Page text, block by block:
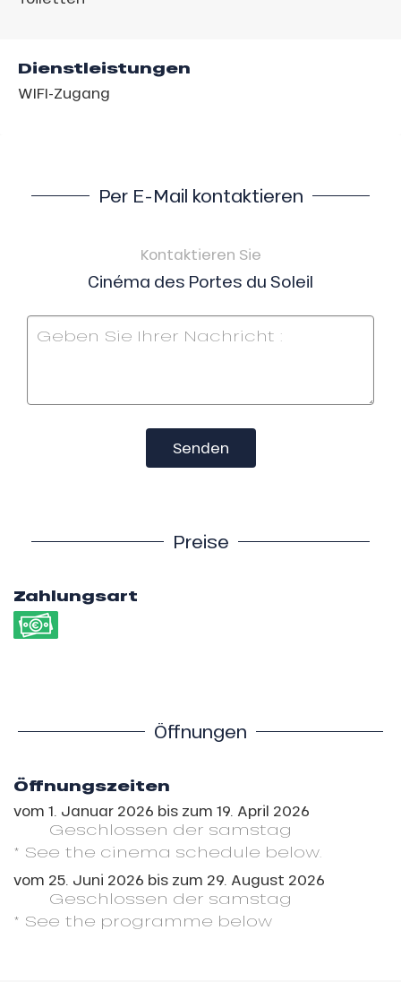
Dienstleistungen
WIFI-Zugang
Per E-Mail kontaktieren
Kontaktieren Sie
Cinéma des Portes du Soleil
Senden
Preise
Zahlungsart
Öffnungen
Öffnungszeiten
vom 1. Januar 2026 bis zum 19. April 2026
Geschlossen der samstag
* See the cinema schedule below.
vom 25. Juni 2026 bis zum 29. August 2026
Geschlossen der samstag
* See the programme below